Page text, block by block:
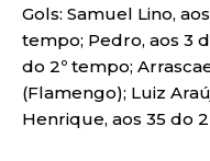
Gols: Samuel Lino,
tempo; Pedro, aos 3
do 2º tempo;
(Flamengo); Luiz
Henrique, aos 35 do